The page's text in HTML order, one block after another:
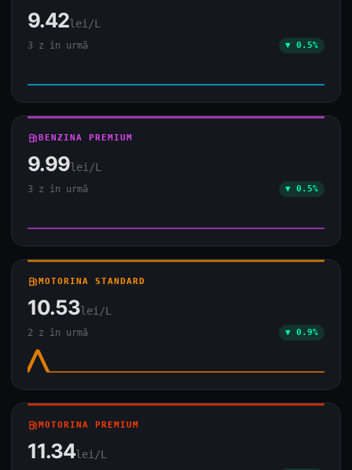
9.42lei/L
3 z în urmă ▼ 0.5%
local_gas_stationBENZINA PREMIUM
9.99lei/L
3 z în urmă ▼ 0.5%
local_gas_stationMOTORINA STANDARD
10.53lei/L
2 z în urmă ▼ 0.9%
local_gas_stationMOTORINA PREMIUM
11.34lei/L